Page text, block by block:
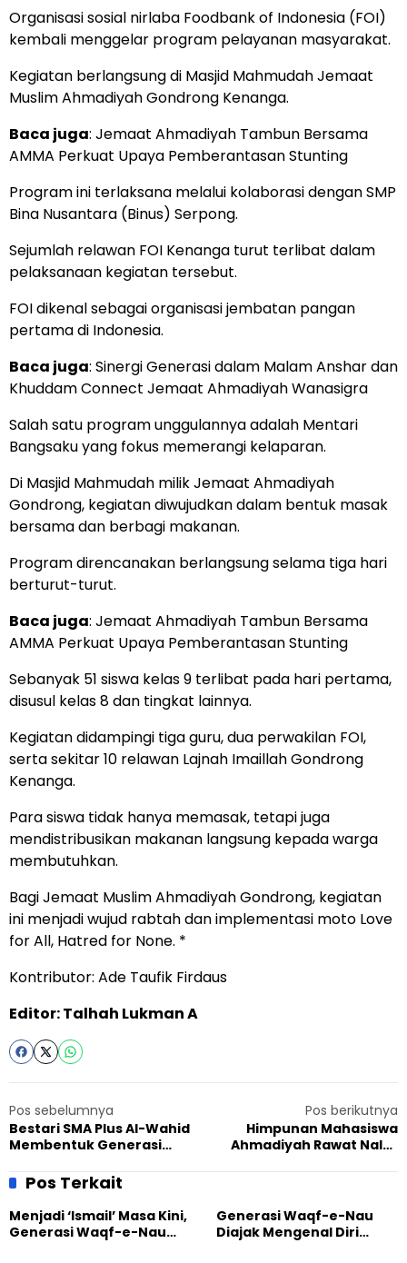
Organisasi sosial nirlaba Foodbank of Indonesia (FOI)
kembali menggelar program pelayanan masyarakat.
Kegiatan berlangsung di Masjid Mahmudah Jemaat
Muslim Ahmadiyah Gondrong Kenanga.
Baca juga: Jemaat Ahmadiyah Tambun Bersama
AMMA Perkuat Upaya Pemberantasan Stunting
Program ini terlaksana melalui kolaborasi dengan SMP
Bina Nusantara (Binus) Serpong.
Sejumlah relawan FOI Kenanga turut terlibat dalam
pelaksanaan kegiatan tersebut.
FOI dikenal sebagai organisasi jembatan pangan
pertama di Indonesia.
Baca juga: Sinergi Generasi dalam Malam Anshar dan
Khuddam Connect Jemaat Ahmadiyah Wanasigra
Salah satu program unggulannya adalah Mentari
Bangsaku yang fokus memerangi kelaparan.
Di Masjid Mahmudah milik Jemaat Ahmadiyah
Gondrong, kegiatan diwujudkan dalam bentuk masak
bersama dan berbagi makanan.
Program direncanakan berlangsung selama tiga hari
berturut-turut.
Baca juga: Jemaat Ahmadiyah Tambun Bersama
AMMA Perkuat Upaya Pemberantasan Stunting
Sebanyak 51 siswa kelas 9 terlibat pada hari pertama,
disusul kelas 8 dan tingkat lainnya.
Kegiatan didampingi tiga guru, dua perwakilan FOI,
serta sekitar 10 relawan Lajnah Imaillah Gondrong
Kenanga.
Para siswa tidak hanya memasak, tetapi juga
mendistribusikan makanan langsung kepada warga
membutuhkan.
Bagi Jemaat Muslim Ahmadiyah Gondrong, kegiatan
ini menjadi wujud rabtah dan implementasi moto Love
for All, Hatred for None. *
Kontributor: Ade Taufik Firdaus
Editor: Talhah Lukman A
Pos sebelumnya
Bestari SMA Plus Al-Wahid
Membentuk Generasi
Brilian
Pos berikutnya
Himpunan Mahasiswa
Ahmadiyah Rawat Nalar
Pos Terkait
Menjadi ‘Ismail’ Masa Kini,
Generasi Waqf-e-Nau
Generasi Waqf-e-Nau
Diajak Mengenal Diri